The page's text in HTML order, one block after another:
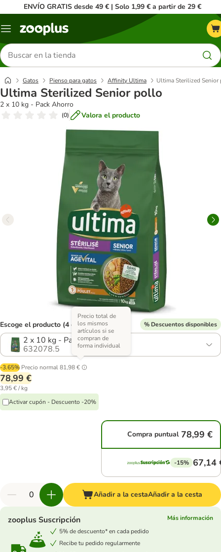
ENVÍO GRATIS desde 49 € | Solo 1,99 € a partir de 29 €
Menú
Buscar
productos
Gatos Pienso para gatos Affinity Ultima Ultima Sterilized
Ultima Sterilized Senior pollo
2 x 10 kg - Pack Ahorro
(0) Valora el producto
Escoge el producto (4 opciones) % Descuentos disponibles
2 x 10 kg - Pack Ahorro
632078.5
-3.65% Precio normal81,98 €
Precio total de
los mismos
artículos si se
compran de
forma individual
78,99 €
3,95 € / kg
Activar cupón - Descuento -20%
Compra puntual 78,99 €
-15% 67,14
Añadir a la cestaAñadir a la cesta
zooplus Suscripción
Más información
5% de descuento* en cada pedido
Recibe tu pedido regularmente